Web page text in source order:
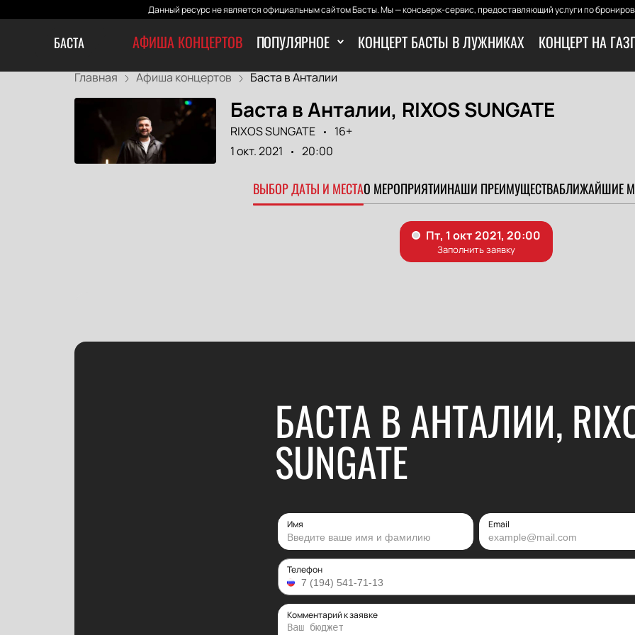
Данный ресурс не является официальным сайтом Басты. Мы — консьерж-сервис, предоставляющий услуги по
БАСТА АФИША КОНЦЕРТОВ ПОПУЛЯРНОЕ КОНЦЕРТ БАСТЫ В ЛУЖНИКАХ КОНЦЕРТ НА
Главная Афиша концертов Баста в Анталии
Баста в Анталии, RIXOS SUNGATE
RIXOS SUNGATE
16+
1 окт. 2021
20:00
ВЫБОР ДАТЫ И МЕСТАО МЕРОПРИЯТИИНАШИ ПРЕИМУЩЕСТВАБЛИЖАЙШИЕ
БАСТА В АНТАЛИИ,
SUNGATE
Имя Email
Телефон
Комментарий к заявке